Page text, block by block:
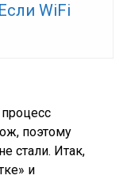
WiFi
поэтому
стали. Итак,
и